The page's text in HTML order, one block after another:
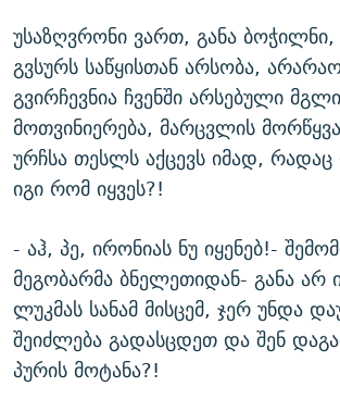
უსაზღვრონი ვართ, განა ბოჭილნი,
გვსურს საწყისთან არსობა,
გვირჩევნია ჩვენში არსებული
მოთვინიერება, მარცვლის
ურჩსა თესლს აქცევს იმად,
იგი რომ იყვეს?!
- აჰ, პე, ირონიას ნუ იყენებ!-
მეგობარმა ბნელეთიდან- განა არ
ლუკმას სანამ მისცემ, ჯერ უნდა
შეიძლება გადასცდეთ და შენ
პურის მოტანა?!